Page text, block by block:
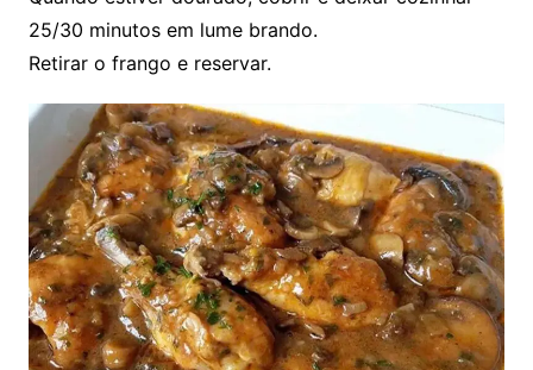
25/30 minutos em lume brando.
Retirar o frango e reservar.